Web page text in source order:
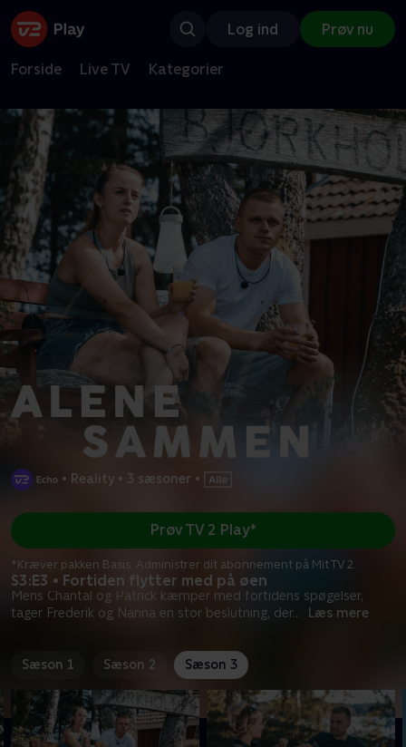
Log ind Prøv nu
Forside Live TV Kategorier
• Reality • 3 sæsoner •
S3:E3 • Fortiden flytter med på øen
Mens Chantal og Patrick kæmper med fortidens spøgelser,
tager Frederik og Nanna en stor beslutning, der... Læs mere
Prøv TV 2 Play*
*Kræver pakken Basis. Administrer dit abonnement på Mit TV 2.
Sæson 1 Sæson 2 Sæson 3